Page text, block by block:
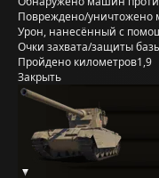
Повреждено/уничтожено
Урон, нанесённый с
Очки захвата/защиты
Пройдено километров1,9
Закрыть